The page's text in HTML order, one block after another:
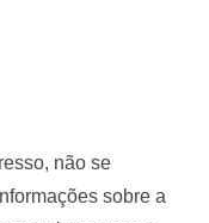
não se
sobre a